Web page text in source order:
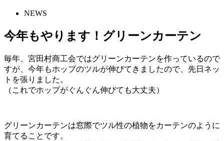
NEWS
今年もやります！グリーンカーテン
毎年、宮田村商工会ではグリーンカーテンを作っているので
すが、今年もホップのツルが伸びてきましたので、先日ネッ
トを張りました。
（これでホップがぐんぐん伸びても大丈夫）
グリーンカーテンは窓際でツル性の植物をカーテンのように
育てることです。